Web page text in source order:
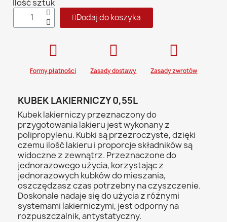
Ilość sztuk
Dodaj do koszyka
Formy płatności Zasady dostawy Zasady zwrotów
KUBEK LAKIERNICZY 0,55L
Kubek lakierniczy przeznaczony do
przygotowania lakieru jest wykonany z
polipropylenu. Kubki są przezroczyste, dzięki
czemu ilość lakieru i proporcje składników są
widoczne z zewnątrz. Przeznaczone do
jednorazowego użycia, korzystając z
jednorazowych kubków do mieszania,
oszczędzasz czas potrzebny na czyszczenie.
Doskonale nadaje się do użycia z różnymi
systemami lakierniczymi, jest odporny na
rozpuszczalnik, antystatyczny.